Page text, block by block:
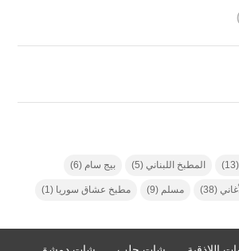
(13) المطبخ اللبناني (5) بيج سام (6)
(38) مسلم (9) مطبخ عشاق سوريا (1)